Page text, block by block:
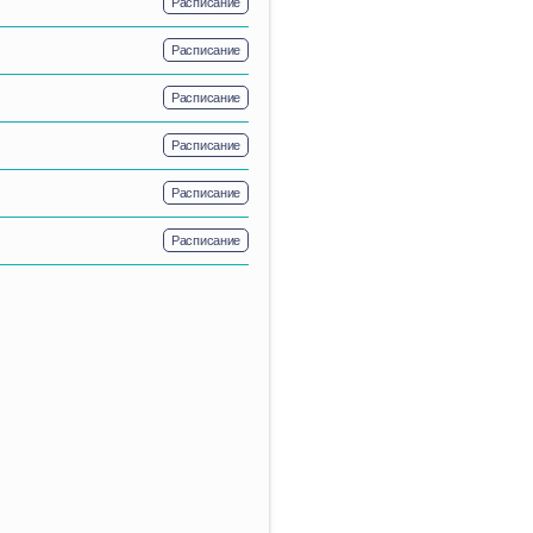
Расписание
Расписание
Расписание
Расписание
Расписание